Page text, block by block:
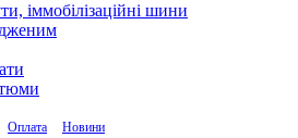
іммобілізаційні шини
Оплата Новини